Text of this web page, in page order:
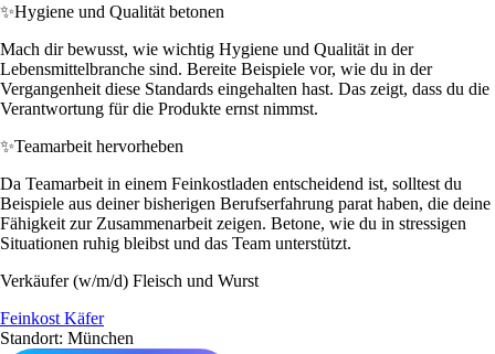
✨Hygiene und Qualität betonen
Mach dir bewusst, wie wichtig Hygiene und Qualität in der
Lebensmittelbranche sind. Bereite Beispiele vor, wie du in der
Vergangenheit diese Standards eingehalten hast. Das zeigt, dass du die
Verantwortung für die Produkte ernst nimmst.
✨Teamarbeit hervorheben
Da Teamarbeit in einem Feinkostladen entscheidend ist, solltest du
Beispiele aus deiner bisherigen Berufserfahrung parat haben, die deine
Fähigkeit zur Zusammenarbeit zeigen. Betone, wie du in stressigen
Situationen ruhig bleibst und das Team unterstützt.
Verkäufer (w/m/d) Fleisch und Wurst
Feinkost Käfer
Standort: München